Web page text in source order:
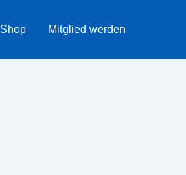
Shop Mitglied werden